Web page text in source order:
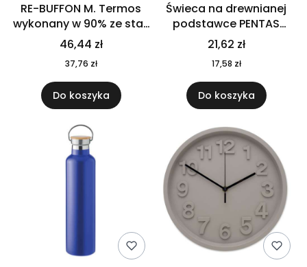
RE-BUFFON M. Termos
wykonany w 90% ze stali
nierdzewnej
pochodzącej z
recyklingu 520 ml 94294
46,44 zł
37,76 zł
Do koszyka
Świeca na drewnianej
podstawce PENTAS
MO6282-40
21,62 zł
17,58 zł
Do koszyka